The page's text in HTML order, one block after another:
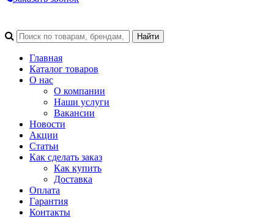
Главная
Каталог товаров
О нас
О компании
Наши услуги
Вакансии
Новости
Акции
Статьи
Как сделать заказ
Как купить
Доставка
Оплата
Гарантия
Контакты